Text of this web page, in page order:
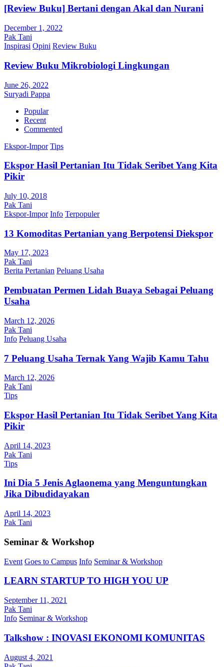
[Review Buku] Bertani dengan Akal dan Nurani
December 1, 2022
Pak Tani
Inspirasi Opini Review Buku
Review Buku Mikrobiologi Lingkungan
June 26, 2022
Suryadi Pappa
Popular
Recent
Commented
Ekspor-Impor Tips
Ekspor Hasil Pertanian Itu Tidak Seribet Yang Kita
Pikir
July 10, 2018
Pak Tani
Ekspor-Impor Info Terpopuler
13 Komoditas Pertanian yang Berpotensi Diekspor
May 17, 2023
Pak Tani
Berita Pertanian Peluang Usaha
Pembuatan Permen Lidah Buaya Sebagai Peluang
Usaha
March 12, 2026
Pak Tani
Info Peluang Usaha
7 Peluang Usaha Ternak Yang Wajib Kamu Tahu
March 12, 2026
Pak Tani
Tips
Ekspor Hasil Pertanian Itu Tidak Seribet Yang Kita
Pikir
April 14, 2023
Pak Tani
Tips
Ini Dia 5 Jenis Aglaonema yang Menguntungkan
Jika Dibudidayakan
April 14, 2023
Pak Tani
Seminar & Workshop
Event Goes to Campus Info Seminar & Workshop
LEARN STARTUP TO HIGH YOU UP
September 11, 2021
Pak Tani
Info Seminar & Workshop
Talkshow : INOVASI EKONOMI KOMUNITAS
August 4, 2021